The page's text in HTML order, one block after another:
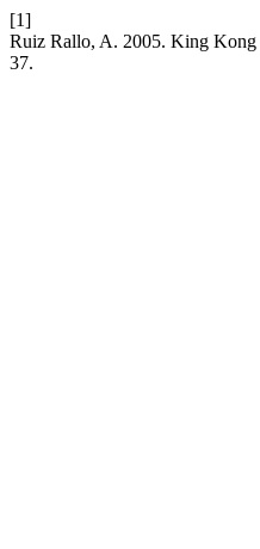
[1]
Ruiz Rallo, A. 2005. King Kong
37.